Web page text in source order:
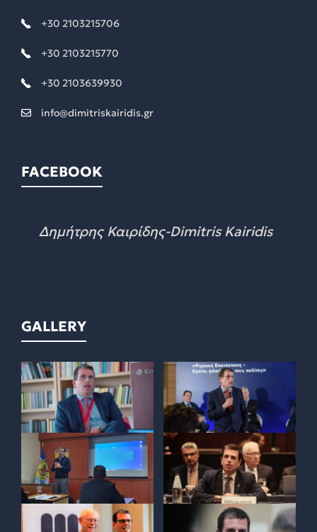
+30 2103215706
+30 2103215770
+30 2103639930
info@dimitriskairidis.gr
FACEBOOK
Δημήτρης Καιρίδης-Dimitris Kairidis
GALLERY